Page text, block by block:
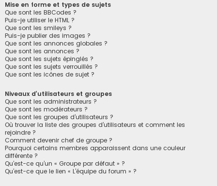
Mise en forme et types de sujets
Que sont les BBCodes ?
Puis-je utiliser le HTML ?
Que sont les smileys ?
Puis-je publier des images ?
Que sont les annonces globales ?
Que sont les annonces ?
Que sont les sujets épinglés ?
Que sont les sujets verrouillés ?
Que sont les icônes de sujet ?
Niveaux d’utilisateurs et groupes
Que sont les administrateurs ?
Que sont les modérateurs ?
Que sont les groupes d’utilisateurs ?
Où trouver la liste des groupes d’utilisateurs et comment les
rejoindre ?
Comment devenir chef de groupe ?
Pourquoi certains membres apparaissent dans une couleur
différente ?
Qu’est-ce qu’un « Groupe par défaut » ?
Qu’est-ce que le lien « L’équipe du forum » ?